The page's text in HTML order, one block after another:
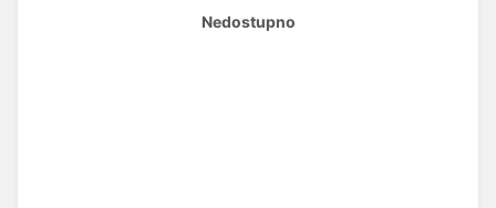
Nedostupno